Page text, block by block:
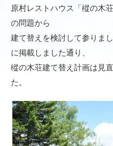
原村レストハウス「樅の木
の問題から
建て替えを検討して参りま
に掲載しました通り、
樅の木荘建て替え計画は見
た。